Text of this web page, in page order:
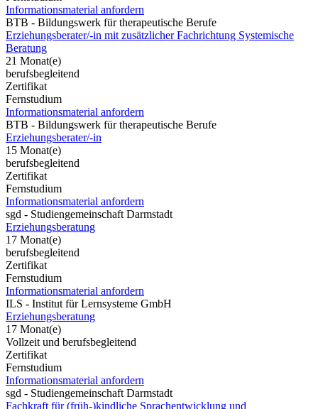
Informationsmaterial anfordern
BTB - Bildungswerk für therapeutische Berufe
Erziehungsberater/-in mit zusätzlicher Fachrichtung Systemische
Beratung
21 Monat(e)
berufsbegleitend
Zertifikat
Fernstudium
Informationsmaterial anfordern
BTB - Bildungswerk für therapeutische Berufe
Erziehungsberater/-in
15 Monat(e)
berufsbegleitend
Zertifikat
Fernstudium
Informationsmaterial anfordern
sgd - Studiengemeinschaft Darmstadt
Erziehungsberatung
17 Monat(e)
berufsbegleitend
Zertifikat
Fernstudium
Informationsmaterial anfordern
ILS - Institut für Lernsysteme GmbH
Erziehungsberatung
17 Monat(e)
Vollzeit und berufsbegleitend
Zertifikat
Fernstudium
Informationsmaterial anfordern
sgd - Studiengemeinschaft Darmstadt
Fachkraft für (früh-)kindliche Sprachentwicklung und